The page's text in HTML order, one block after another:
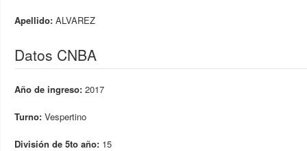
Apellido: ALVAREZ
Datos CNBA
Año de ingreso: 2017
Turno: Vespertino
División de 5to año: 15